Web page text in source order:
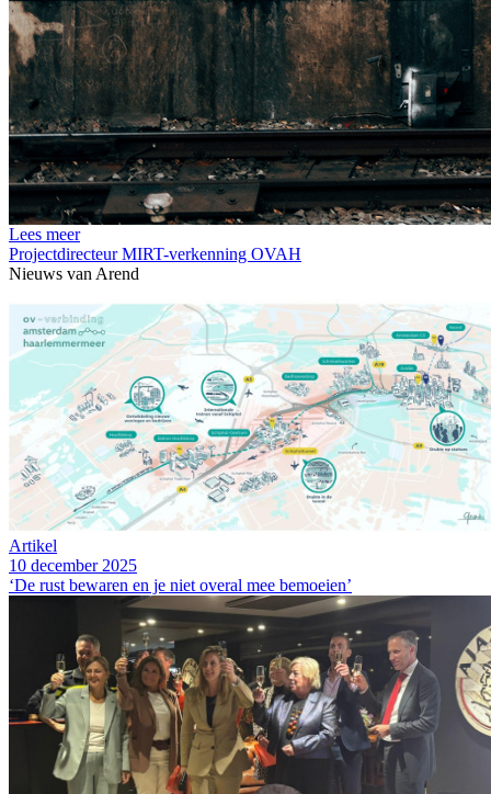
Lees meer
Projectdirecteur MIRT-verkenning OVAH
Nieuws van Arend
Artikel
10 december 2025
‘De rust bewaren en je niet overal mee bemoeien’